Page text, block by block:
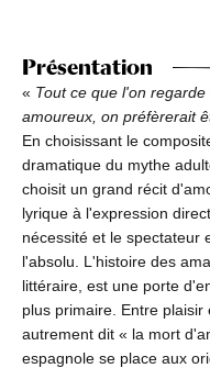
Présentation
« Tout ce que l'on
amoureux, on préfèrerait
En choisissant le
dramatique du mythe
choisit un grand récit
lyrique à l'expression
nécessité et le spectateur
l'absolu. L'histoire des
littéraire, est une porte
plus primaire. Entre plaisir
autrement dit « la mort
espagnole se place aux